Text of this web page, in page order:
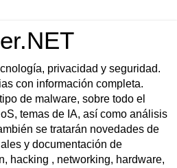
privacidad y seguridad.
con información completa.
de malware, sobre todo el
temas de IA, así como análisis
se tratarán novedades de
y documentación de
hacking , networking, hardware,